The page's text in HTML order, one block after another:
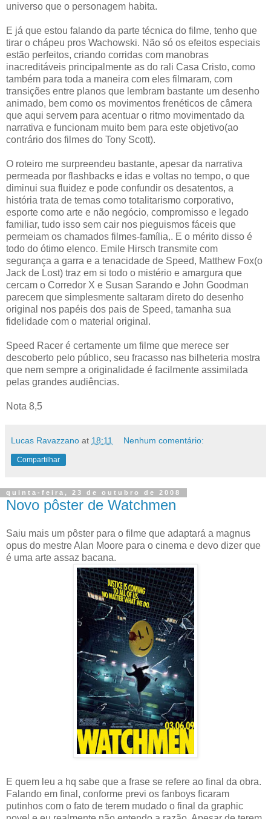
universo que o personagem habita.
E já que estou falando da parte técnica do filme, tenho que
tirar o chápeu pros Wachowski. Não só os efeitos especiais
estão perfeitos, criando corridas com manobras
inacreditáveis principalmente as do rali Casa Cristo, como
também para toda a maneira com eles filmaram, com
transições entre planos que lembram bastante um desenho
animado, bem como os movimentos frenéticos de câmera
que aqui servem para acentuar o ritmo movimentado da
narrativa e funcionam muito bem para este objetivo(ao
contrário dos filmes do Tony Scott).
O roteiro me surpreendeu bastante, apesar da narrativa
permeada por flashbacks e idas e voltas no tempo, o que
diminui sua fluidez e pode confundir os desatentos, a
história trata de temas como totalitarismo corporativo,
esporte como arte e não negócio, compromisso e legado
familiar, tudo isso sem cair nos pieguismos fáceis que
permeiam os chamados filmes-família,. E o mérito disso é
todo do ótimo elenco. Emile Hirsch transmite com
segurança a garra e a tenacidade de Speed, Matthew Fox(o
Jack de Lost) traz em si todo o mistério e amargura que
cercam o Corredor X e Susan Sarando e John Goodman
parecem que simplesmente saltaram direto do desenho
original nos papéis dos pais de Speed, tamanha sua
fidelidade com o material original.
Speed Racer é certamente um filme que merece ser
descoberto pelo público, seu fracasso nas bilheteria mostra
que nem sempre a originalidade é facilmente assimilada
pelas grandes audiências.
Nota 8,5
Lucas Ravazzano at 18:11 Nenhum comentário:
Compartilhar
quinta-feira, 23 de outubro de 2008
Novo pôster de Watchmen
Saiu mais um pôster para o filme que adaptará a magnus
opus do mestre Alan Moore para o cinema e devo dizer que
é uma arte assaz bacana.
E quem leu a hq sabe que a frase se refere ao final da obra.
Falando em final, conforme previ os fanboys ficaram
putinhos com o fato de terem mudado o final da graphic